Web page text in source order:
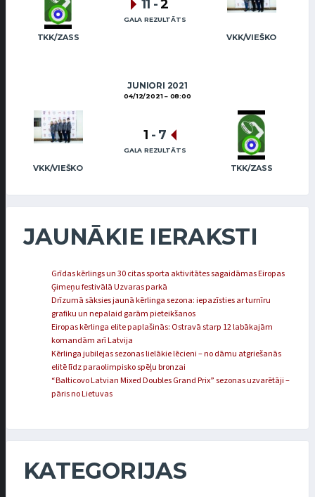
TKK/ZASS VKK/VIEŠKO
11 -2
GALA REZULTĀTS
JUNIORI 2021
04/12/2021 08:00
VKK/VIEŠKO TKK/ZASS
1 - 7
GALA REZULTĀTS
JAUNĀKIE IERAKSTI
Grīdas kērlings un 30 citas sporta aktivitātes sagaidāmas Eiropas
Ģimeņu festivālā Uzvaras parkā
Drīzumā sāksies jaunā kērlinga sezona: iepazīsties ar turnīru
grafiku un nepalaid garām pieteikšanos
Eiropas kērlinga elite paplašinās: Ostravā starp 12 labākajām
komandām arī Latvija
Kērlinga jubilejas sezonas lielākie lēcieni – no dāmu atgriešanās
elitē līdz paraolimpisko spēļu bronzai
“Balticovo Latvian Mixed Doubles Grand Prix” sezonas uzvarētāji –
pāris no Lietuvas
KATEGORIJAS